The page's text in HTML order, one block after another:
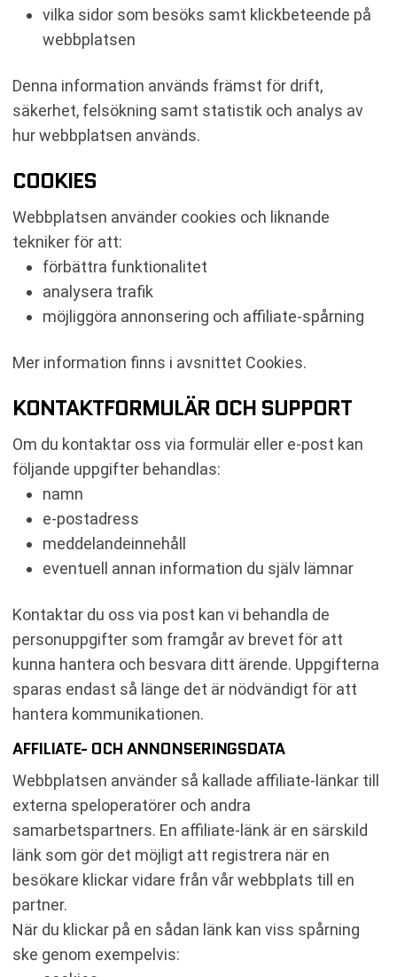
vilka sidor som besöks samt klickbeteende på
webbplatsen
Denna information används främst för drift,
säkerhet, felsökning samt statistik och analys av
hur webbplatsen används.
COOKIES
Webbplatsen använder cookies och liknande
tekniker för att:
förbättra funktionalitet
analysera trafik
möjliggöra annonsering och affiliate-spårning
Mer information finns i avsnittet Cookies.
KONTAKTFORMULÄR OCH SUPPORT
Om du kontaktar oss via formulär eller e-post kan
följande uppgifter behandlas:
namn
e-postadress
meddelandeinnehåll
eventuell annan information du själv lämnar
Kontaktar du oss via post kan vi behandla de
personuppgifter som framgår av brevet för att
kunna hantera och besvara ditt ärende. Uppgifterna
sparas endast så länge det är nödvändigt för att
hantera kommunikationen.
AFFILIATE- OCH ANNONSERINGSDATA
Webbplatsen använder så kallade affiliate-länkar till
externa speloperatörer och andra
samarbetspartners. En affiliate-länk är en särskild
länk som gör det möjligt att registrera när en
besökare klickar vidare från vår webbplats till en
partner.
När du klickar på en sådan länk kan viss spårning
ske genom exempelvis: